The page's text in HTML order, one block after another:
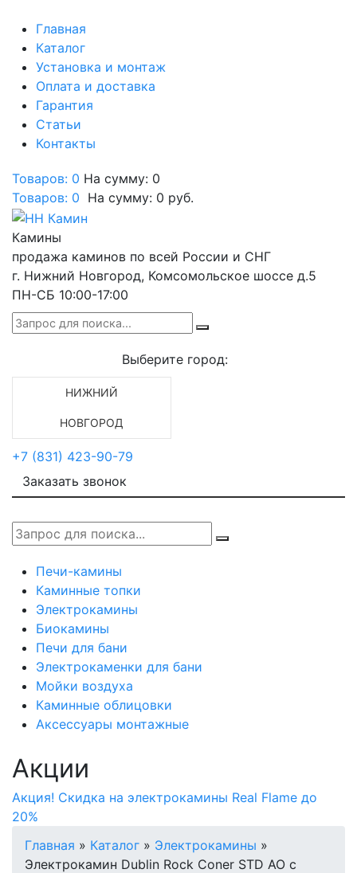
Главная
Каталог
Установка и монтаж
Оплата и доставка
Гарантия
Статьи
Контакты
Товаров: 0 На сумму: 0
Товаров: 0 На сумму: 0 руб.
Камины
продажа каминов по всей России и СНГ
г. Нижний Новгород, Комсомольское шоссе д.5
ПН-СБ 10:00-17:00
Выберите город:
НИЖНИЙ
НОВГОРОД
+7 (831) 423-90-79
Заказать звонок
Печи-камины
Каминные топки
Электрокамины
Биокамины
Печи для бани
Электрокаменки для бани
Мойки воздуха
Каминные облицовки
Аксессуары монтажные
Акции
Акция! Скидка на электрокамины Real Flame до
20%
Главная » Каталог » Электрокамины »
Электрокамин Dublin Rock Coner STD AO с